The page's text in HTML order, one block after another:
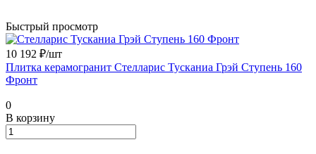
Быстрый просмотр
10 192 ₽/шт
Плитка керамогранит Стелларис Тусканиа Грэй Ступень 160
Фронт
0
В корзину